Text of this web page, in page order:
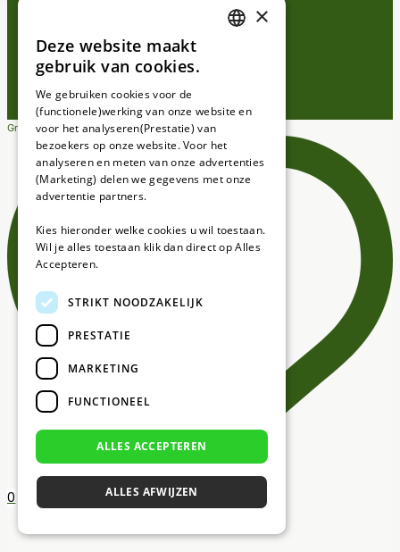
Gratis verzending vanaf €25,-
0
GERMAN
×
Deze website maakt
gebruik van cookies.
We gebruiken cookies voor de
(functionele)werking van onze website en
voor het analyseren(Prestatie) van
bezoekers op onze website. Voor het
analyseren en meten van onze advertenties
(Marketing) delen we gegevens met onze
advertentie partners.
Kies hieronder welke cookies u wil toestaan.
Wil je alles toestaan klik dan direct op Alles
Accepteren.
STRIKT NOODZAKELIJK
PRESTATIE
MARKETING
FUNCTIONEEL
ALLES ACCEPTEREN
ALLES AFWIJZEN